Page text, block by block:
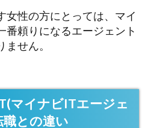
女性の方にとっては、マイ
頼りになるエージェント
せん。
マイナビITエージェ
との違い